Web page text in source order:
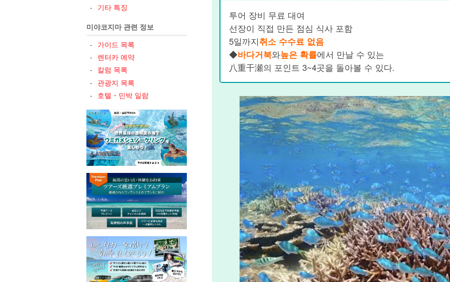
기타 특징
미야코지마 관련 정보
가이드 목록
렌터카 예약
칼럼 목록
관광지 목록
호텔・민박 일람
투어 장비 무료 대여
선장이 직접 만든 점심 식사 포함
5일까지취소 수수료 없음
◆바다거북와높은 확률에서 만날 수 있는
八重干瀬의 포인트 3~4곳을 돌아볼 수 있다.